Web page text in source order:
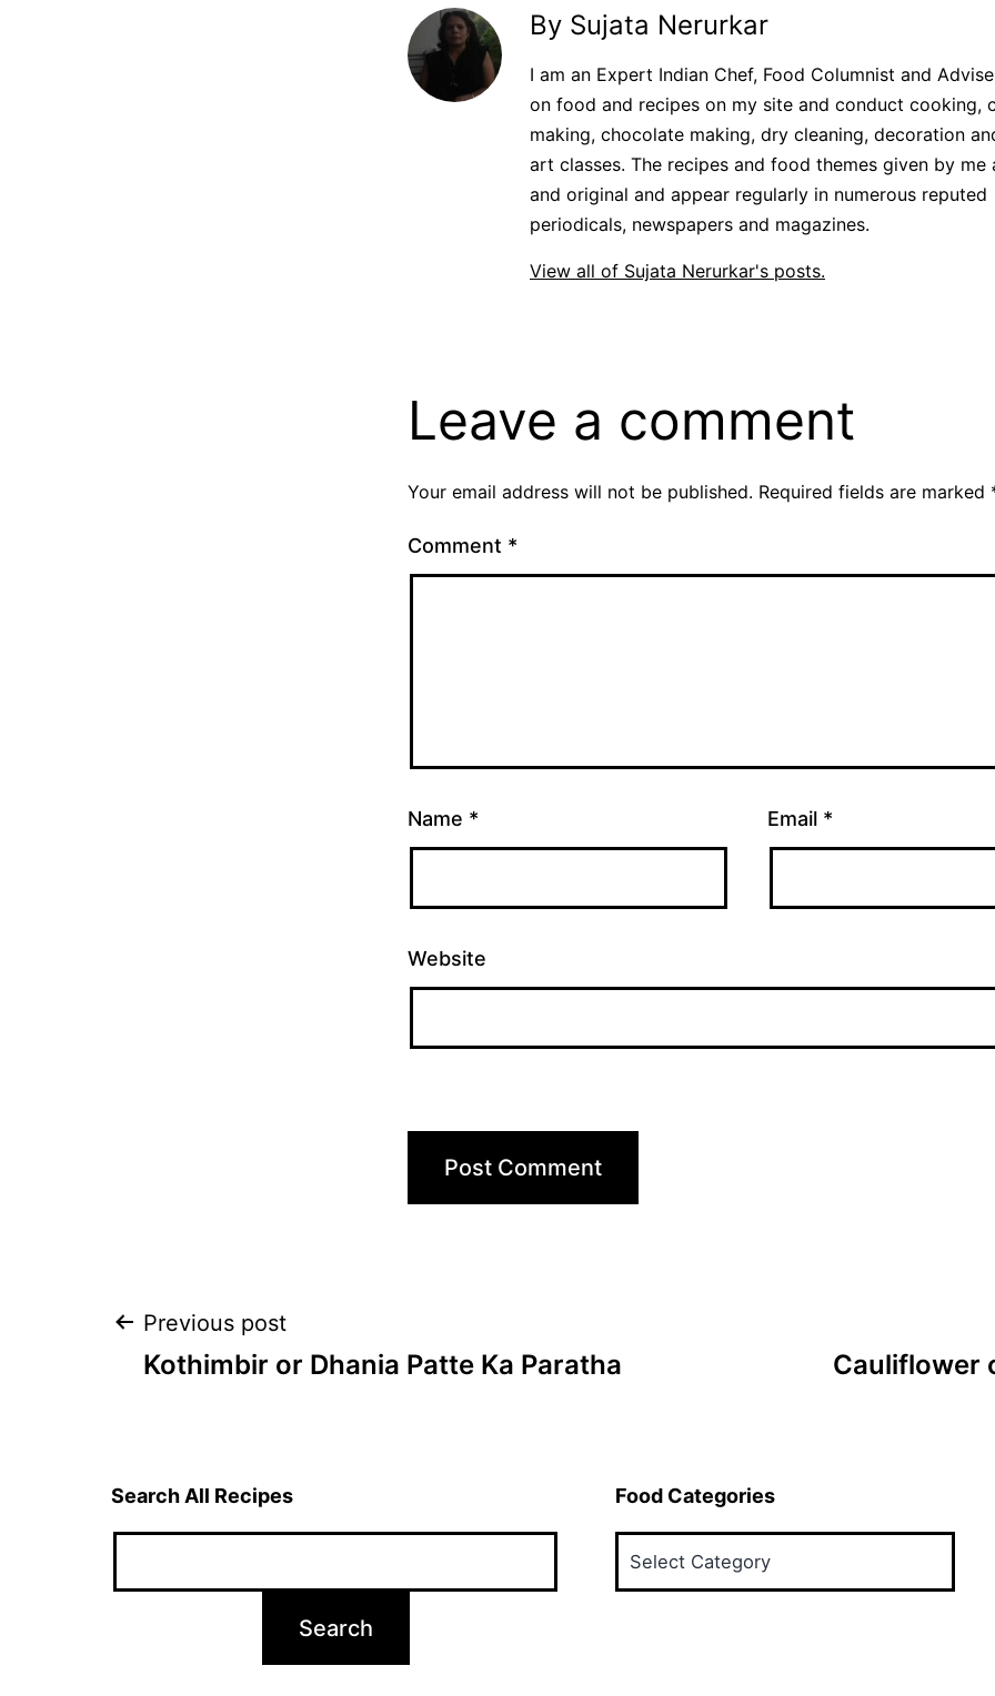
By Sujata Nerurkar
I am an Expert Indian Chef, Food Columnist and
on food and recipes on my site and conduct cooking,
making, chocolate making, dry cleaning, decoration
art classes. The recipes and food themes given by me
and original and appear regularly in numerous reputed
periodicals, newspapers and magazines.
View all of Sujata Nerurkar's posts.
Leave a comment
Your email address will not be published. Required fields are marked
Comment *
Name * Email *
Website
Post
Previous post
Kothimbir or Dhania Patte Ka Paratha Cauliflower
Search All Recipes Food Categories